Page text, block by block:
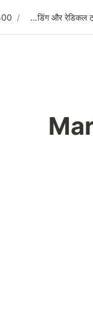
The-Marketplace.ONE